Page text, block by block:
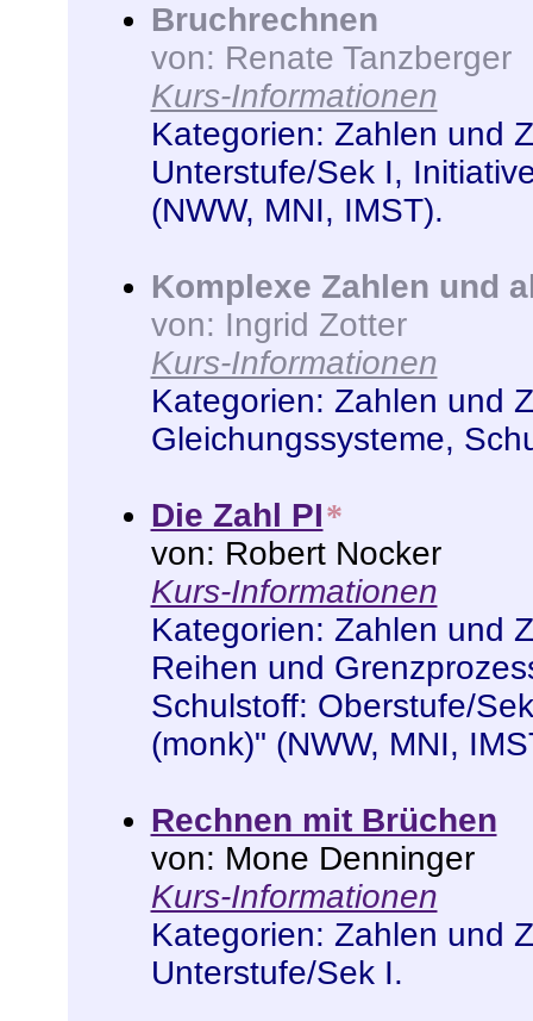
Bruchrechnen
von: Renate Tanzberger
Kurs-Informationen
Kategorien: Zahlen und
Unterstufe/Sek I,
(NWW, MNI, IMST).
Komplexe Zahlen und
von: Ingrid Zotter
Kurs-Informationen
Kategorien: Zahlen und
Gleichungssysteme,
Die Zahl PI*
von: Robert Nocker
Kurs-Informationen
Kategorien: Zahlen und
Reihen und
Schulstoff: Oberstufe/
(monk)" (NWW, MNI,
Rechnen mit Brüchen
von: Mone Denninger
Kurs-Informationen
Kategorien: Zahlen und
Unterstufe/Sek I.